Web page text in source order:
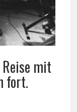
mit
fort.